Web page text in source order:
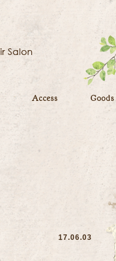
17.06.03